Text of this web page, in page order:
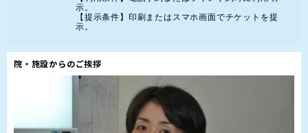
示。
【提示条件】印刷またはスマホ画面でチケットを提
示。
院・施設からのご挨拶